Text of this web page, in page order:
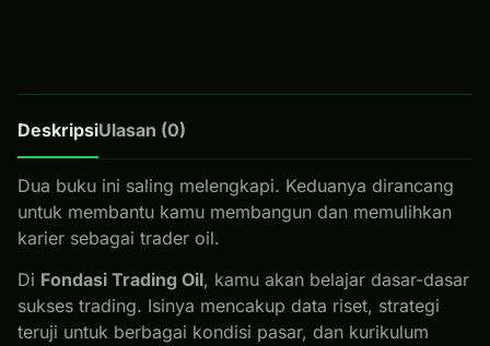
DeskripsiUlasan (0)
Dua buku ini saling melengkapi. Keduanya dirancang
untuk membantu kamu membangun dan memulihkan
karier sebagai trader oil.
Di Fondasi Trading Oil, kamu akan belajar dasar-dasar
sukses trading. Isinya mencakup data riset, strategi
teruji untuk berbagai kondisi pasar, dan kurikulum